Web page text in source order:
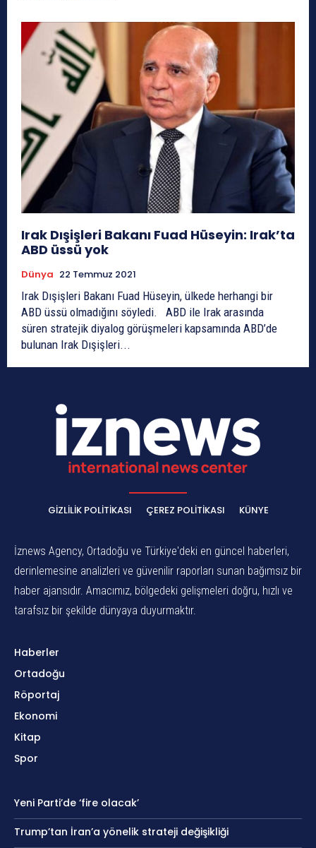
Irak Dışişleri Bakanı Fuad Hüseyin: Irak’ta
ABD üssü yok
Dünya 22 Temmuz 2021
Irak Dışişleri Bakanı Fuad Hüseyin, ülkede herhangi bir
ABD üssü olmadığını söyledi. ABD ile Irak arasında
süren stratejik diyalog görüşmeleri kapsamında ABD’de
bulunan Irak Dışişleri...
GIZLILIK POLITIKASI ÇEREZ POLITIKASI KÜNYE
İznews Agency, Ortadoğu ve Türkiye'deki en güncel haberleri,
derinlemesine analizleri ve güvenilir raporları sunan bağımsız bir
haber ajansıdır. Amacımız, bölgedeki gelişmeleri doğru, hızlı ve
tarafsız bir şekilde dünyaya duyurmaktır.
Haberler
Ortadoğu
Röportaj
Ekonomi
Kitap
Spor
Yeni Parti’de ‘fire olacak’
Trump’tan İran’a yönelik strateji değişikliği